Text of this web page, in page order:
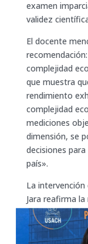
examen
validez
El docente
complejidad
que muestra
rendimiento
complejidad
mediciones
dimensión, se
decisiones
país».
La intervención
Jara reafirma
legislativo en
de las políticas